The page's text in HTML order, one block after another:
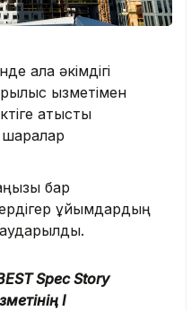
қала әкімдігі
қызметімен
қатысты
шаралар
бар
ұйымдардың
аударылды.
Spec Story
І